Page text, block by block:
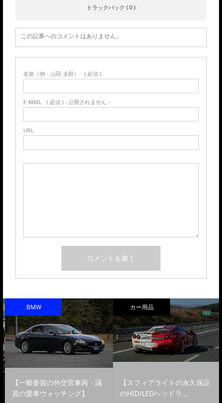
トラックバック ( 0 )
この記事へのコメントはありません。
名前（例：山田 太郎） ( 必須 )
E-MAIL ( 必須 ) - 公開されません -
URL
BMW
【一般参賀の外交官車両・議
員の愛車ウォッチング】
カー用品
【スフィアライトの永久保証
のHID/LEDヘッドラ…